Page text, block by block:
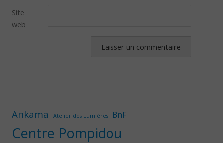
Site
web
Ankama Atelier des Lumières BnF
Centre Pompidou